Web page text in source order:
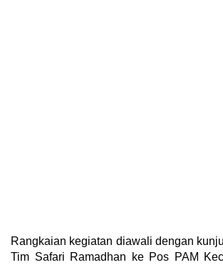
Rangkaian kegiatan diawali dengan
Tim Safari Ramadhan ke Pos PAM